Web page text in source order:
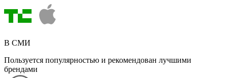
В СМИ
Пользуется популярностью и рекомендован лучшими
брендами